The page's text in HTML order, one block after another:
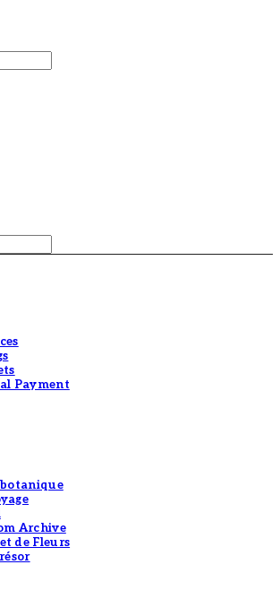
Payment
Archive
de Fleurs